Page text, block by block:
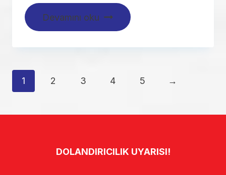
Devamını oku
1 2 3 4 5 →
DOLANDIRICILIK UYARISI!